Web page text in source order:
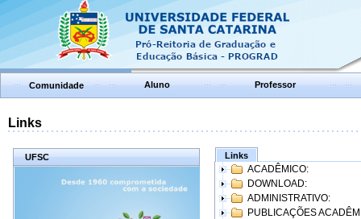
Comunidade Aluno Professor
Links
UFSC Links
ACADÊMICO:
DOWNLOAD:
ADMINISTRATIVO:
PUBLICAÇÕES